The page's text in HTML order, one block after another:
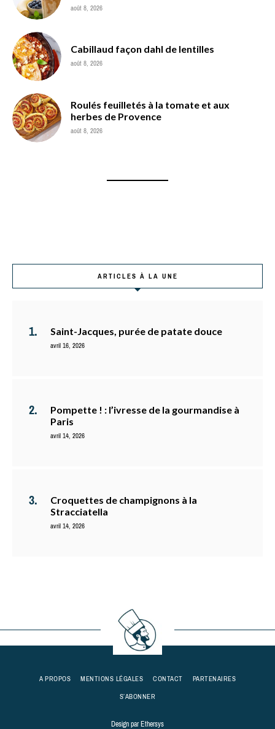
août 8, 2026
Cabillaud façon dahl de lentilles
août 8, 2026
Roulés feuilletés à la tomate et aux
herbes de Provence
août 8, 2026
ARTICLES À LA UNE
Saint-Jacques, purée de patate douce
avril 16, 2026
Pompette ! : l’ivresse de la gourmandise à
Paris
avril 14, 2026
Croquettes de champignons à la
Stracciatella
avril 14, 2026
A PROPOS MENTIONS LÉGALES CONTACT
PARTENAIRES
S’ABONNER
Design parEthersys